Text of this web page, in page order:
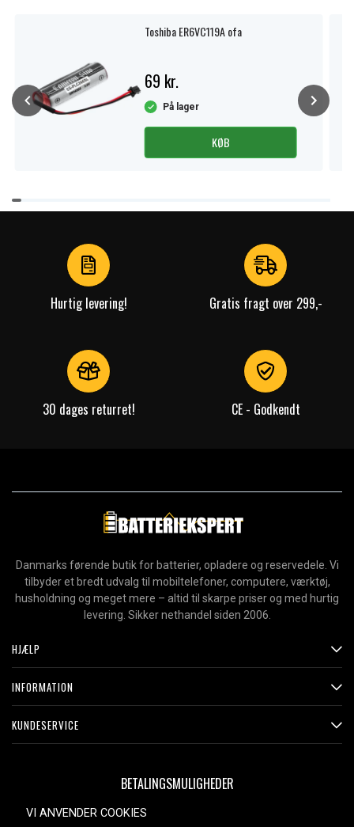
Toshiba ER6VC119A ofa
69 kr.
På lager
KØB
Item
1
Hurtig levering! Gratis fragt over 299,-
30 dages returret! CE - Godkendt
Danmarks førende butik for batterier, opladere og reservedele. Vi
tilbyder et bredt udvalg til mobiltelefoner, computere, værktøj,
husholdning og meget mere – altid til skarpe priser og med hurtig
levering. Sikker nethandel siden 2006.
HJÆLP
INFORMATION
KUNDESERVICE
BETALINGSMULIGHEDER
VI ANVENDER COOKIES